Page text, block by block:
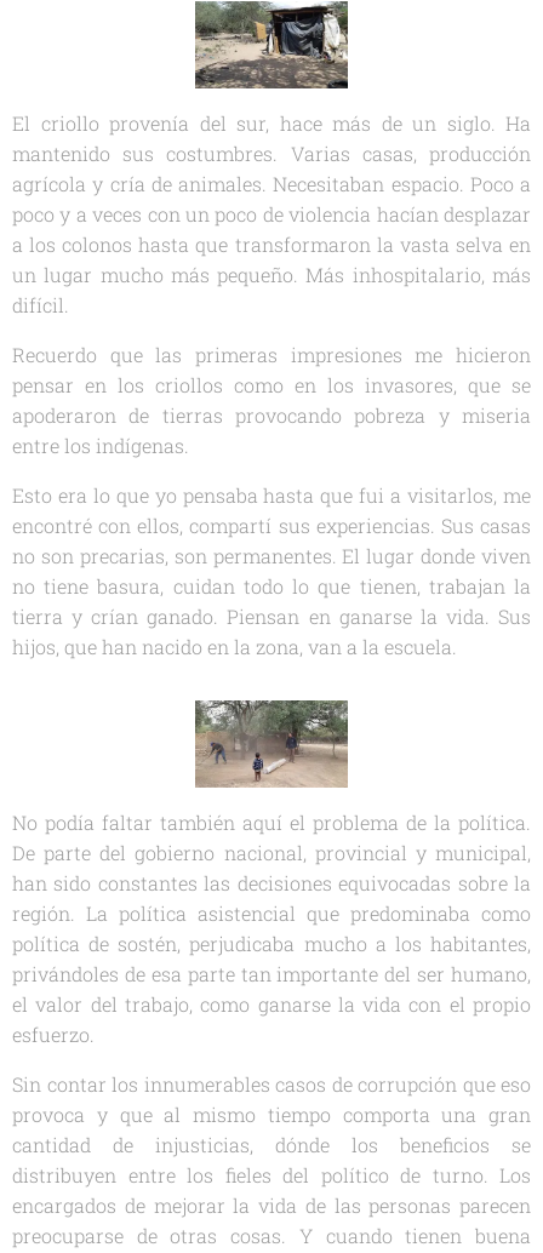
El criollo provenía del sur, hace más de un siglo. Ha
mantenido sus costumbres. Varias casas, producción
agrícola y cría de animales. Necesitaban espacio. Poco a
poco y a veces con un poco de violencia hacían desplazar
a los colonos hasta que transformaron la vasta selva en
un lugar mucho más pequeño. Más inhospitalario, más
difícil.
Recuerdo que las primeras impresiones me hicieron
pensar en los criollos como en los invasores, que se
apoderaron de tierras provocando pobreza y miseria
entre los indígenas.
Esto era lo que yo pensaba hasta que fui a visitarlos, me
encontré con ellos, compartí sus experiencias. Sus casas
no son precarias, son permanentes. El lugar donde viven
no tiene basura, cuidan todo lo que tienen, trabajan la
tierra y crían ganado. Piensan en ganarse la vida. Sus
hijos, que han nacido en la zona, van a la escuela.
No podía faltar también aquí el problema de la política.
De parte del gobierno nacional, provincial y municipal,
han sido constantes las decisiones equivocadas sobre la
región. La política asistencial que predominaba como
política de sostén, perjudicaba mucho a los habitantes,
privándoles de esa parte tan importante del ser humano,
el valor del trabajo, como ganarse la vida con el propio
esfuerzo.
Sin contar los innumerables casos de corrupción que eso
provoca y que al mismo tiempo comporta una gran
cantidad de injusticias, dónde los beneficios se
distribuyen entre los fieles del político de turno. Los
encargados de mejorar la vida de las personas parecen
preocuparse de otras cosas. Y cuando tienen buena